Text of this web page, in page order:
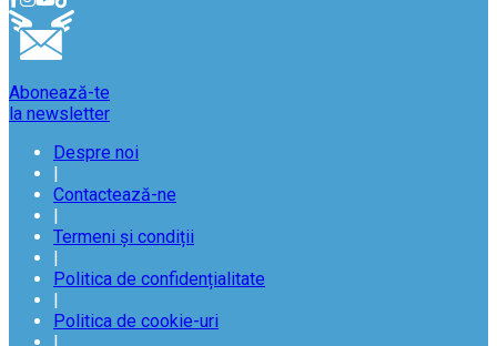
Abonează-te
la newsletter
Despre noi
Contactează-ne
Termeni și condiții
Politica de confidențialitate
Politica de cookie-uri